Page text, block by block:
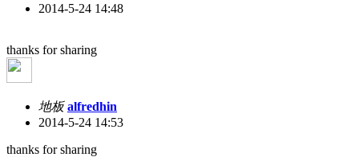
2014-5-24 14:48
thanks for sharing
地板 alfredhin
2014-5-24 14:53
thanks for sharing